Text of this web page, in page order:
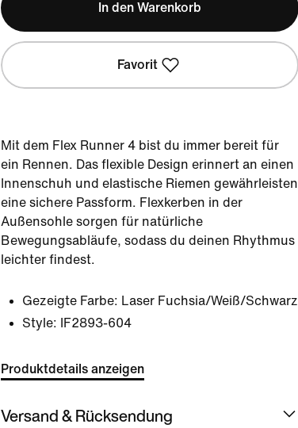
In den Warenkorb
Favorit
Mit dem Flex Runner 4 bist du immer bereit für
ein Rennen. Das flexible Design erinnert an einen
Innenschuh und elastische Riemen gewährleisten
eine sichere Passform. Flexkerben in der
Außensohle sorgen für natürliche
Bewegungsabläufe, sodass du deinen Rhythmus
leichter findest.
Gezeigte Farbe: Laser Fuchsia/Weiß/Schwarz
Style:
IF2893-604
Produktdetails anzeigen
Versand & Rücksendung